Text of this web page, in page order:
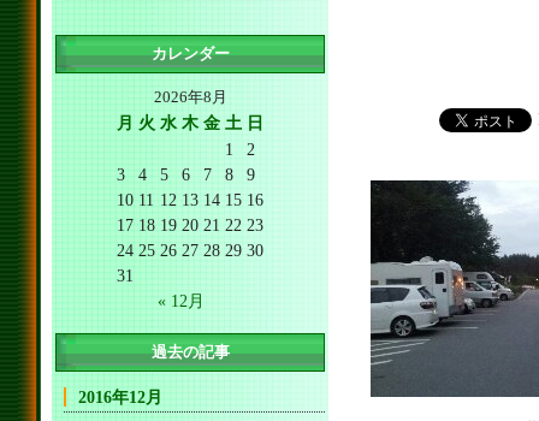
カレンダー
2026年8月
月 火 水 木 金 土 日
1
2
3
4 5 6 7 8
9
10 11 12 13 14 15 16
17 18 19 20 21 22 23
24 25 26 27 28 29 30
31
« 12月
過去の記事
2016年12月